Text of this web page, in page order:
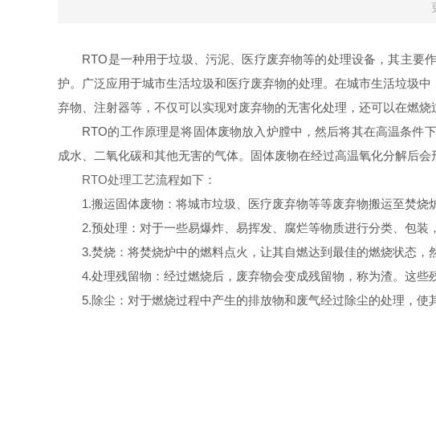
RTO是一种用于垃圾、污泥、医疗废弃物等的处理设备，其主要
护。广泛应用于城市生活垃圾和医疗废弃物的处理。在城市生活垃圾
弃物、注射器等，不仅可以实现对废弃物的无害化处理，还可以在燃烧
RTO的工作原理是将固体废物放入炉膛中，然后将其在高温条件
成水、二氧化碳和其他无害的气体。固体废物在经过高温氧化分解后
RTO处理工艺流程如下：
1.搬运固体废物：将城市垃圾、医疗废弃物等等废弃物搬运至焚烧
2.预处理：对于一些易爆炸、易挥发、腐烂等物质进行分类、包装
3.焚烧：将焚烧炉中的燃料点火，让其自燃达到最佳的燃烧状态，
4.处理残留物：经过燃烧后，废弃物会变成残留物，称为渣。这些
5.除尘：对于燃烧过程中产生的排放物和废气经过除尘的处理，使